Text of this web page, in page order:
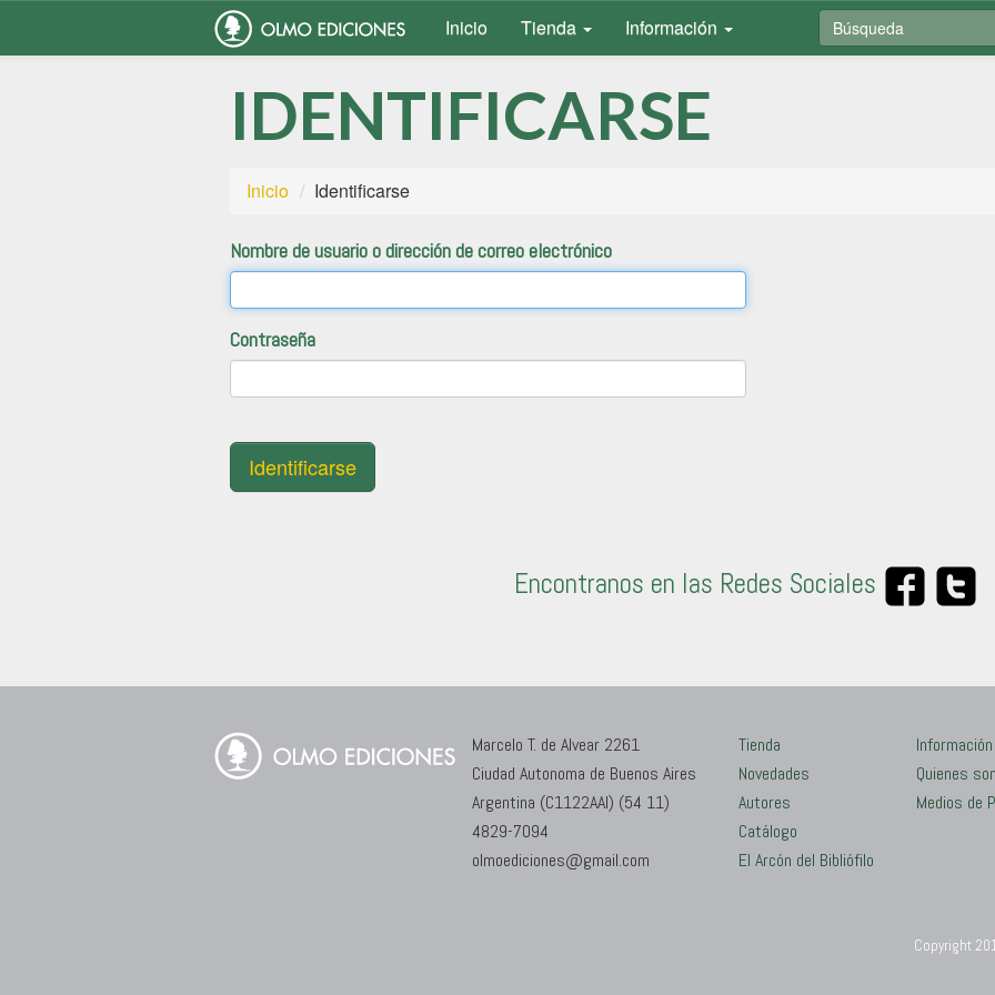
Inicio Tienda Información
IDENTIFICARSE
Inicio Identificarse
Nombre de usuario o dirección de correo electrónico
Contraseña
Encontranos en las Redes Sociales
Marcelo T. de Alvear 2261
Ciudad Autonoma de Buenos Aires
Argentina (C1122AAI) (54 11)
4829-7094
olmoediciones@gmail.com
Tienda
Novedades
Autores
Catálogo
El Arcón del Bibliófilo
Información
Quienes
Medios de
Copyright